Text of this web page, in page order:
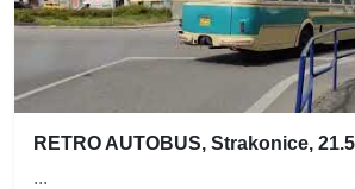
RETRO AUTOBUS, Strakonice,
...